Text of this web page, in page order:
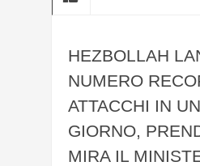
HEZBOLLAH
NUMERO
ATTACCHI IN
GIORNO,
MIRA IL